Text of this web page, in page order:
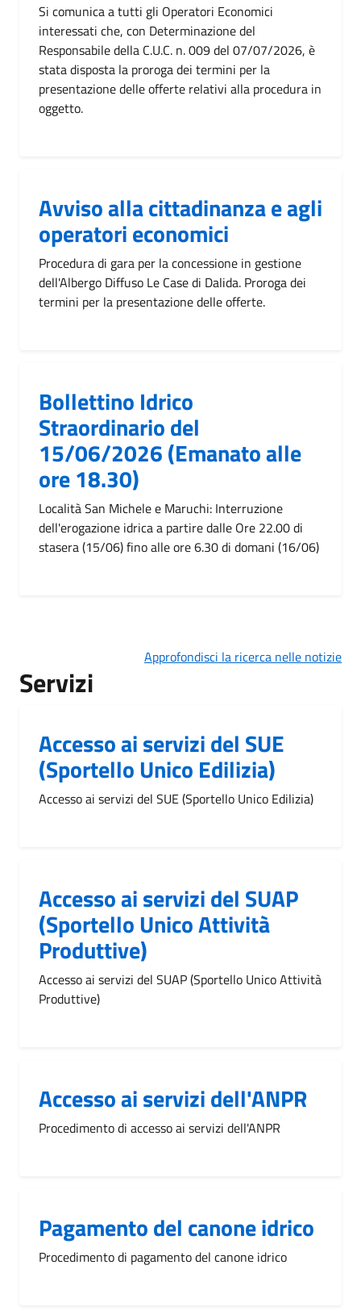
Si comunica a tutti gli Operatori Economici
interessati che, con Determinazione del
Responsabile della C.U.C. n. 009 del 07/07/2026, è
stata disposta la proroga dei termini per la
presentazione delle offerte relativi alla procedura in
oggetto.
Avviso alla cittadinanza e agli
operatori economici
Procedura di gara per la concessione in gestione
dell'Albergo Diffuso Le Case di Dalida. Proroga dei
termini per la presentazione delle offerte.
Bollettino Idrico
Straordinario del
15/06/2026 (Emanato alle
ore 18.30)
Località San Michele e Maruchi: Interruzione
dell'erogazione idrica a partire dalle Ore 22.00 di
stasera (15/06) fino alle ore 6.30 di domani (16/06)
Approfondisci la ricerca nelle notizie
Servizi
Accesso ai servizi del SUE
(Sportello Unico Edilizia)
Accesso ai servizi del SUE (Sportello Unico Edilizia)
Accesso ai servizi del SUAP
(Sportello Unico Attività
Produttive)
Accesso ai servizi del SUAP (Sportello Unico Attività
Produttive)
Accesso ai servizi dell'ANPR
Procedimento di accesso ai servizi dell'ANPR
Pagamento del canone idrico
Procedimento di pagamento del canone idrico